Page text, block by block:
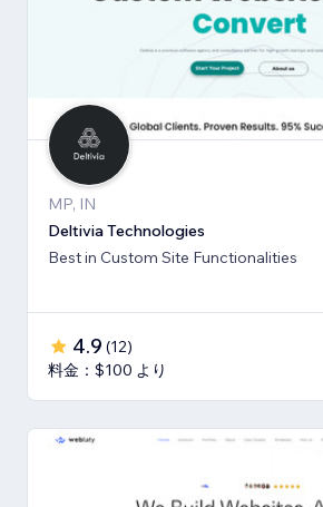
MP, IN
Deltivia Technologies
Best in Custom Site Functionalities
4.9 (12)
料金：$100 より